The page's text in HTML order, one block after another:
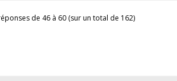
de 46 à 60 (sur un total de 162)